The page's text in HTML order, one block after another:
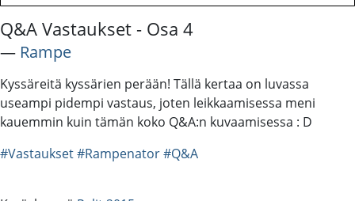
Q&A Vastaukset - Osa 4
― Rampe
Kyssäreitä kyssärien perään! Tällä kertaa on luvassa
useampi pidempi vastaus, joten leikkaamisessa meni
kauemmin kuin tämän koko Q&A:n kuvaamisessa : D
#Vastaukset#Rampenator#Q&A